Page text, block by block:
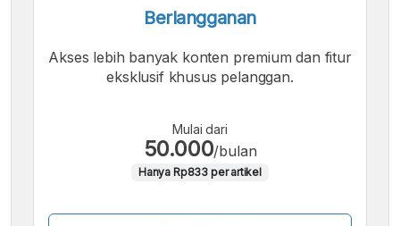
Berlangganan
Akses lebih banyak konten premium dan fitur
eksklusif khusus pelanggan.
Mulai dari
50.000/bulan
Hanya Rp833 per artikel